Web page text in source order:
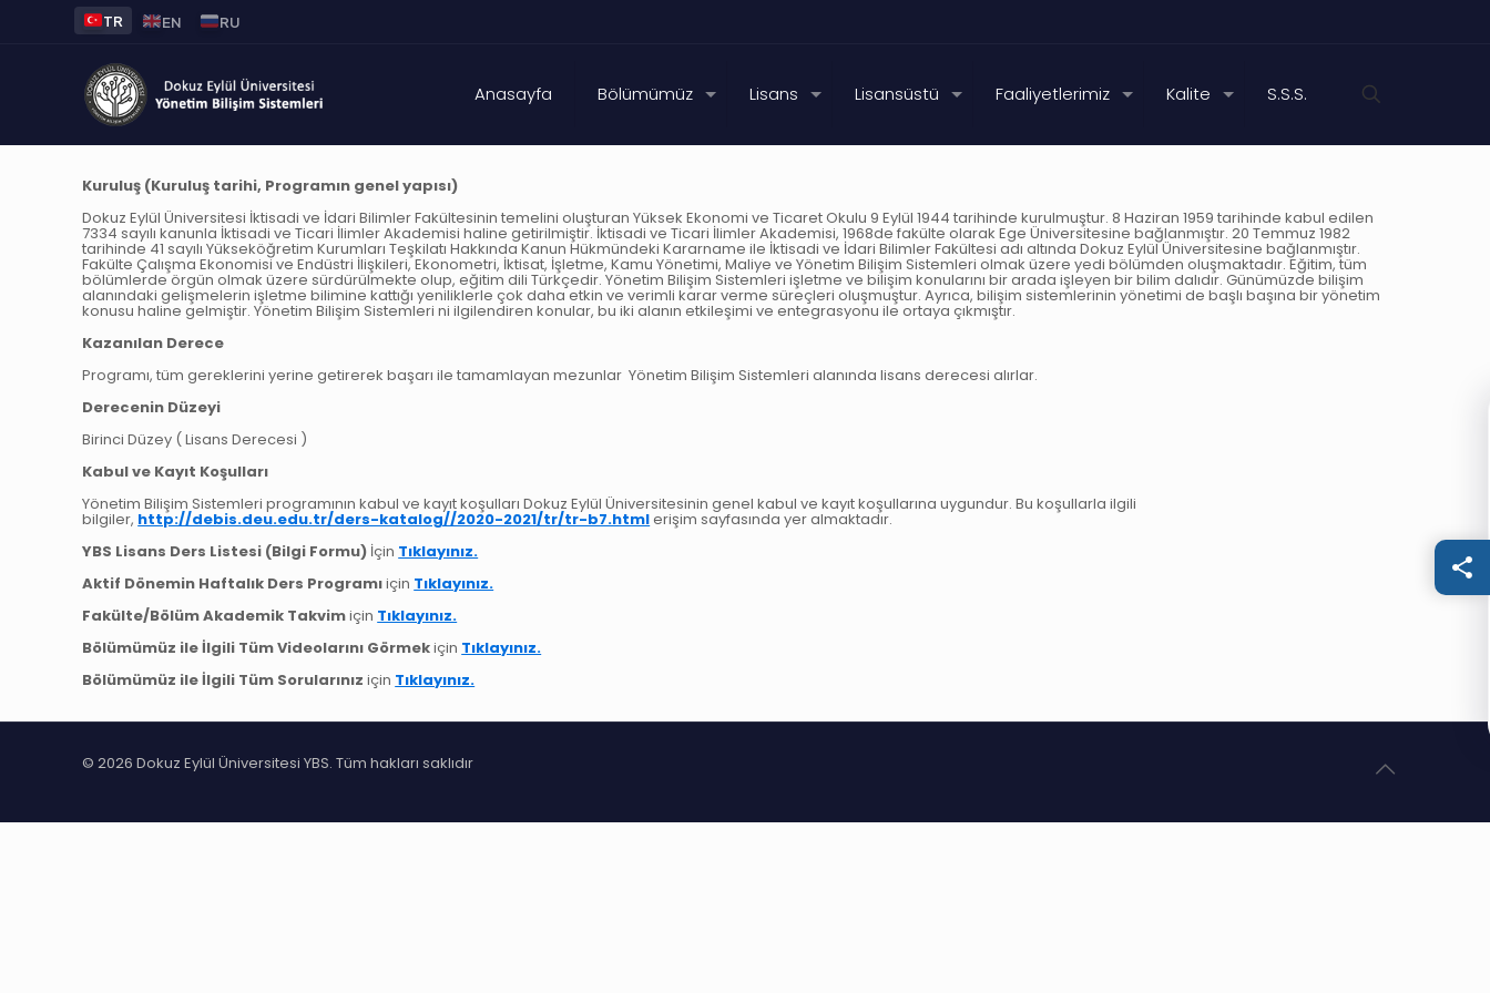
TR EN RU
Anasayfa Bölümümüz Lisans Lisansüstü Faaliyetlerimiz Kalite S.S.S.
Kuruluş (Kuruluş tarihi, Programın genel yapısı)
Dokuz Eylül Üniversitesi İktisadi ve İdari Bilimler Fakültesinin temelini oluşturan Yüksek Ekonomi ve Ticaret Okulu 9 Eylül 1944 tarihinde kurulmuştur. 8 Haziran 1959 tarihinde kabul edilen
7334 sayılı kanunla İktisadi ve Ticari İlimler Akademisi haline getirilmiştir. İktisadi ve Ticari İlimler Akademisi, 1968de fakülte olarak Ege Üniversitesine bağlanmıştır. 20 Temmuz 1982
tarihinde 41 sayılı Yükseköğretim Kurumları Teşkilatı Hakkında Kanun Hükmündeki Kararname ile İktisadi ve İdari Bilimler Fakültesi adı altında Dokuz Eylül Üniversitesine bağlanmıştır.
Fakülte Çalışma Ekonomisi ve Endüstri İlişkileri, Ekonometri, İktisat, İşletme, Kamu Yönetimi, Maliye ve Yönetim Bilişim Sistemleri olmak üzere yedi bölümden oluşmaktadır. Eğitim, tüm
bölümlerde örgün olmak üzere sürdürülmekte olup, eğitim dili Türkçedir. Yönetim Bilişim Sistemleri işletme ve bilişim konularını bir arada işleyen bir bilim dalıdır. Günümüzde bilişim
alanındaki gelişmelerin işletme bilimine kattığı yeniliklerle çok daha etkin ve verimli karar verme süreçleri oluşmuştur. Ayrıca, bilişim sistemlerinin yönetimi de başlı başına bir yönetim
konusu haline gelmiştir. Yönetim Bilişim Sistemleri ni ilgilendiren konular, bu iki alanın etkileşimi ve entegrasyonu ile ortaya çıkmıştır.
Kazanılan Derece
Programı, tüm gereklerini yerine getirerek başarı ile tamamlayan mezunlar Yönetim Bilişim Sistemleri alanında lisans derecesi alırlar.
Derecenin Düzeyi
Birinci Düzey ( Lisans Derecesi )
Kabul ve Kayıt Koşulları
Yönetim Bilişim Sistemleri programının kabul ve kayıt koşulları Dokuz Eylül Üniversitesinin genel kabul ve kayıt koşullarına uygundur. Bu koşullarla ilgili
bilgiler, http://debis.deu.edu.tr/ders-katalog//2020-2021/tr/tr-b7.htmlerişim sayfasında yer almaktadır.
YBS Lisans Ders Listesi (Bilgi Formu) İçin Tıklayınız.
Aktif Dönemin Haftalık Ders Programıiçin Tıklayınız.
Fakülte/Bölüm Akademik Takvimiçin Tıklayınız.
Bölümümüz ile İlgili Tüm Videolarını Görmekiçin Tıklayınız.
Bölümümüz ile İlgili Tüm Sorularınıziçin Tıklayınız.
© 2026 Dokuz Eylül Üniversitesi YBS. Tüm hakları saklıdır